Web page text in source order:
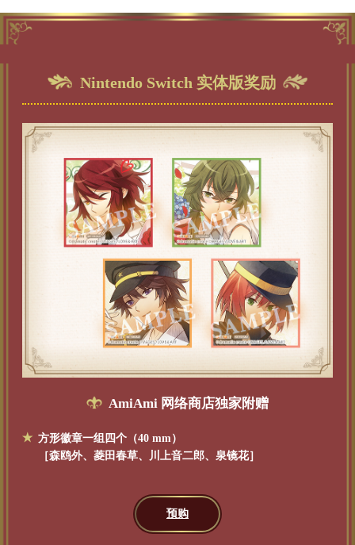
Nintendo Switch 实体版奖励
AmiAmi 网络商店独家附赠
方形徽章一组四个（40 mm）
［森鸥外、菱田春草、川上音二郎、泉镜花］
预购